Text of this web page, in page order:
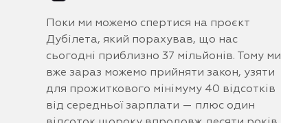
Поки ми можемо спертися на проєкт
Дубілета, який порахував, що нас
сьогодні приблизно 37 мільйонів. Тому ми
вже зараз можемо прийняти закон, узяти
для прожиткового мінімуму 40 відсотків
від середньої зарплати — плюс один